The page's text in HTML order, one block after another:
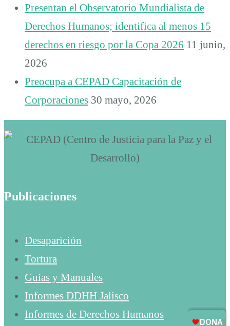
Presentan el Observatorio Mundialista de
Derechos Humanos; identifica al menos 15
derechos en riesgo por la Copa 2026 11 junio,
2026
Preocupa a CEPAD Capacitación de
Corporaciones 30 mayo, 2026
Publicaciones
Desaparición
Tortura
Guías y Manuales
Informes DDHH Jalisco
Informes de Derechos Humanos